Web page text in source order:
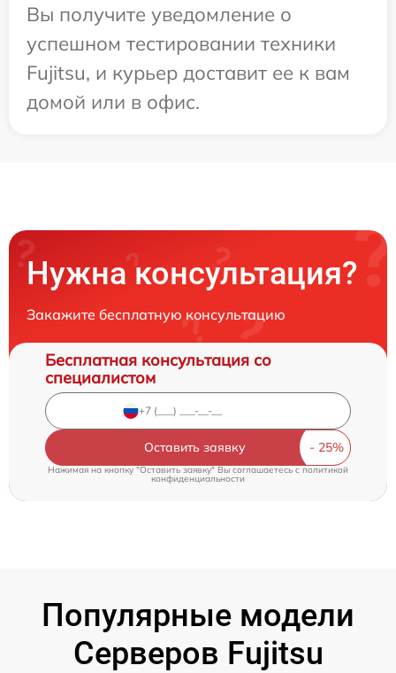
Вы получите уведомление о
успешном тестировании техники
Fujitsu, и курьер доставит ее к вам
домой или в офис.
Нужна консультация?
Закажите бесплатную консультацию
Бесплатная консультация со
специалистом
Оставить заявку
Нажимая на кнопку "Оставить заявку" Вы соглашаетесь cполитикой
конфиденциальности
Популярные модели
Серверов Fujitsu